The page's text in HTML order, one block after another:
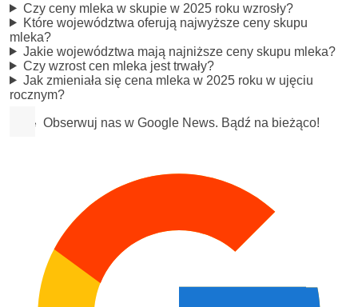
Czy ceny mleka w skupie w 2025 roku wzrosły?
Które województwa oferują najwyższe ceny skupu
mleka?
Jakie województwa mają najniższe ceny skupu mleka?
Czy wzrost cen mleka jest trwały?
Jak zmieniała się cena mleka w 2025 roku w ujęciu
rocznym?
Obserwuj nas w Google News. Bądź na bieżąco!